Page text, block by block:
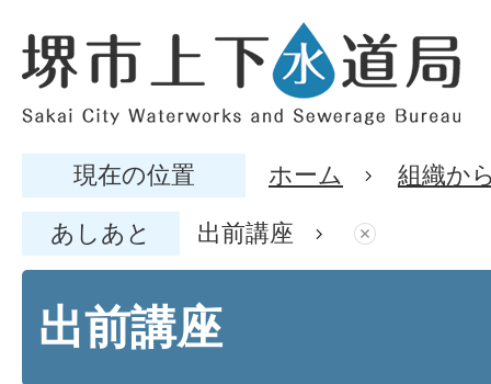
現在の位置 ホーム 組織か
あしあと 出前講座
出前講座